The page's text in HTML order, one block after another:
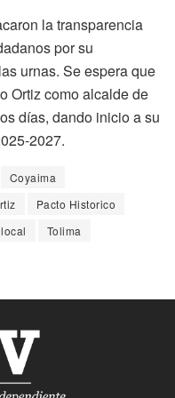
la transparencia
por su
urnas. Se espera que
Ortiz como alcalde de
días, dando inicio a su
2027.
Coyaima
Pacto Historico
Tolima